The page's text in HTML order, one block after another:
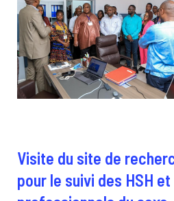
Visite du site de
pour le suivi des HSH